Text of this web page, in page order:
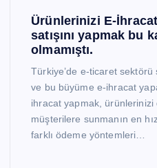
Ürünlerinizi E-
satışını yapmak bu
olmamıştı.
Türkiye’de e-ticaret sektörü
ve bu büyüme e-ihracat
ihracat yapmak, ürünlerinizi
müşterilere sunmanın en
farklı ödeme yöntemleri…